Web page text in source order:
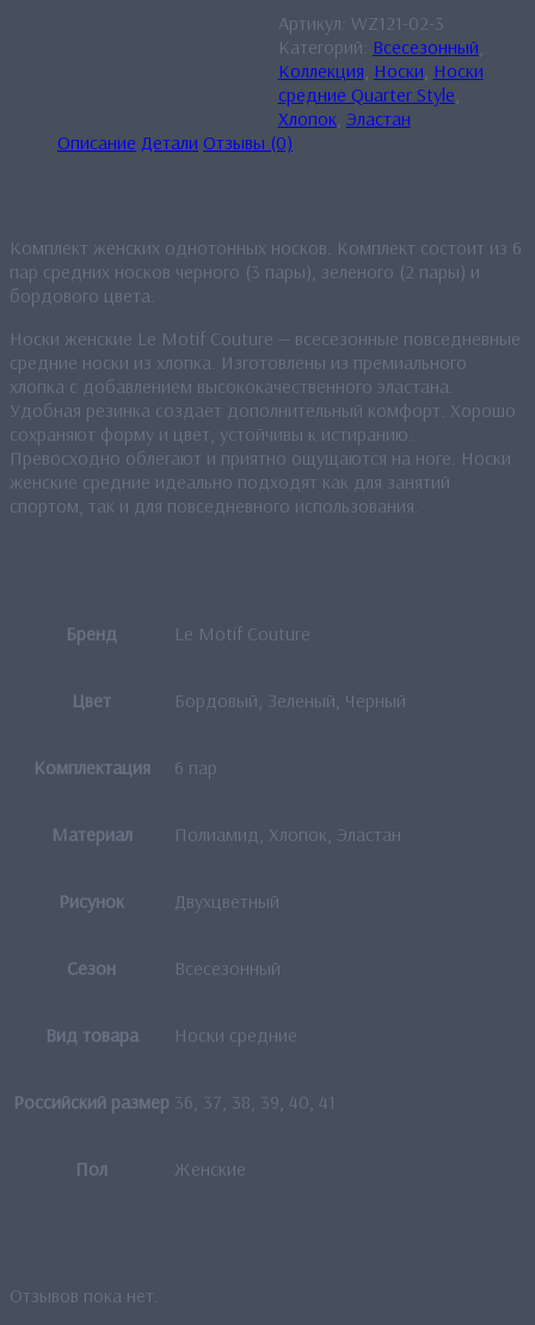
Артикул: WZ121-02-3
Категорий: Всесезонный
Коллекция Носки Носки
средние Quarter Style
Хлопок Эластан
Описание Детали Отзывы (0)
Комплект женских однотонных носков. Комплект состоит из 6
пар средних носков черного (3 пары), зеленого (2 пары) и
бордового цвета.
Носки женские Le Motif Couture — всесезонные повседневные
средние носки из хлопка. Изготовлены из премиального
хлопка с добавлением высококачественного эластана.
Удобная резинка создает дополнительный комфорт. Хорошо
сохраняют форму и цвет, устойчивы к истиранию.
Превосходно облегают и приятно ощущаются на ноге. Носки
женские средние идеально подходят как для занятий
спортом, так и для повседневного использования.
Бренд Le Motif Couture
Цвет Бордовый, Зеленый, Черный
Комплектация 6 пар
Материал Полиамид, Хлопок, Эластан
Рисунок Двухцветный
Сезон Всесезонный
Вид товара Носки средние
Российский размер 36, 37, 38, 39, 40, 41
Пол Женские
Отзывов пока нет.